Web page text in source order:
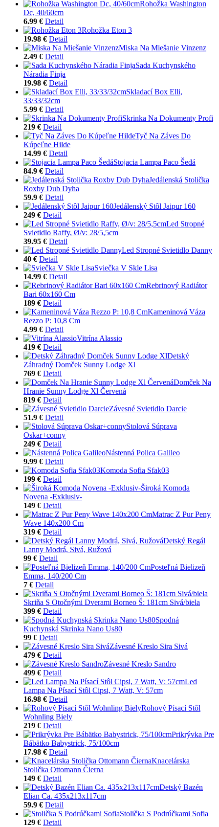
Rohožka Washington
Dc, 40/60cm
6.99 € Detail
Rohožka Eton 3
19.98 € Detail
Miska Na Miešanie Vinzenz
2.49 € Detail
Sada Kuchynského
Náradia Finja
19.98 € Detail
Skladací Box Elli,
33/33/32cm
5.99 € Detail
Skrinka Na Dokumenty Profi
219 € Detail
Tyč Na Záves Do
Kúpeľne Hilde
14.99 € Detail
Stojacia Lampa Paco Šedá
84.9 € Detail
Jedálenská Stolička
Roxby Dub Dyha
59.9 € Detail
Jedálenský Stôl Jaipur 160
249 € Detail
Led Stropné
Svietidlo Raffy, Ø/v: 28/5,5cm
39.95 € Detail
Led Stropné Svietidlo Danny
40 € Detail
Sviečka V Skle Lisa
14.99 € Detail
Rebrinový Radiátor
Bari 60x160 Cm
189 € Detail
Kameninová Váza
Rezzo P: 10,8 Cm
4.99 € Detail
Vitrína Alassio
419 € Detail
Detský
Záhradný Domček Sunny Lodge Xl
769 € Detail
Domček Na
Hranie Sunny Lodge Xl Červená
819 € Detail
Závesné Svietidlo Darcie
51.9 € Detail
Stolová Súprava
Oskar+conny
249 € Detail
Nástenná Polica Galileo
9.99 € Detail
Komoda Sofia Sfak03
199 € Detail
Široká Komoda
Novena -Exklusiv-
149 € Detail
Matrac Z Pur Peny
Wave 140x200 Cm
319 € Detail
Detský Regál
Lanny Modrá, Sivá, Ružová
99 € Detail
Posteľná Bielizeň
Emma, 140/200 Cm
7 € Detail
Skriňa S Otočnými Dverami Borneo Š: 181cm Sivá/biela
399 € Detail
Spodná
Kuchynská Skrinka Nano Us80
99 € Detail
Závesné Kreslo Sira Sivá
479 € Detail
Závesné Kreslo Sandro
499 € Detail
Led
Lampa Na Písací Stôl Cipsi, 7 Watt, V: 57cm
16.98 € Detail
Rohový Písací Stôl
Wohnling Biely
219 € Detail
Prikrývka Pre
Bábätko Babystrick, 75/100cm
17.98 € Detail
Knacelárska
Stolička Ottomann Čierna
149 € Detail
Detský Bazén
Elian Ca. 435x213x117cm
59.9 € Detail
Stolička S Podrúčkami Sofia
129 € Detail